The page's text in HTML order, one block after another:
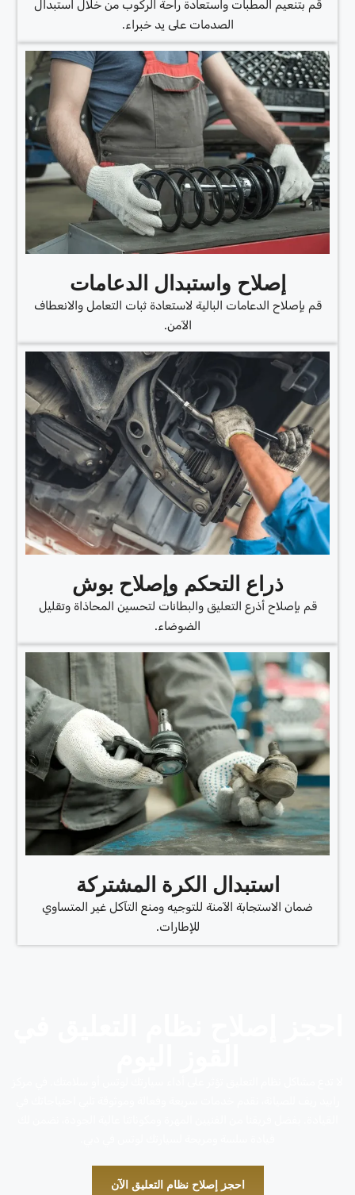
قم بتنعيم المطبات واستعادة راحة الركوب من خلال استبدال
الصدمات على يد خبراء.
إصلاح واستبدال الدعامات
قم بإصلاح الدعامات البالية لاستعادة ثبات التعامل والانعطاف
الآمن.
ذراع التحكم وإصلاح بوش
قم بإصلاح أذرع التعليق والبطانات لتحسين المحاذاة وتقليل
الضوضاء.
استبدال الكرة المشتركة
ضمان الاستجابة الآمنة للتوجيه ومنع التآكل غير المتساوي
للإطارات.
احجز إصلاح نظام التعليق الآن